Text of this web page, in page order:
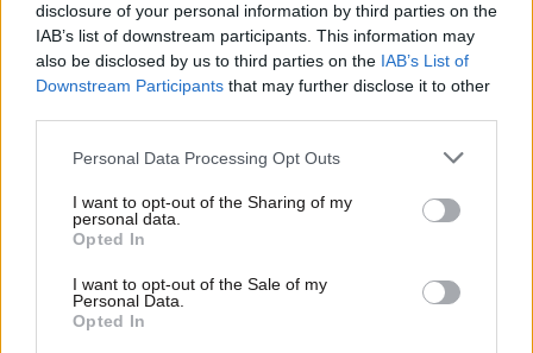
disclosure of your personal information by third parties on the
IAB’s list of downstream participants. This information may
also be disclosed by us to third parties on the IAB’s List of
Downstream Participants that may further disclose it to other
Please note that this website/app uses one or more Google
not limited to your visit or usage behaviour. You may click to
grant or deny consent to Google and its third-party tags to
use your data for below specified purposes in below Google
consent section.
Personal Data Processing Opt Outs
I want to opt-out of the Sharing of my
personal data.
Opted In
I want to opt-out of the Sale of my
Personal Data.
Opted In
28·07·2020 22:33
Στέφανος Χίος: Ο δράστης που με πυροβόλησε
φορούσε κουκούλα, ενώ τα μάτια του είχαν σχιστοειδές